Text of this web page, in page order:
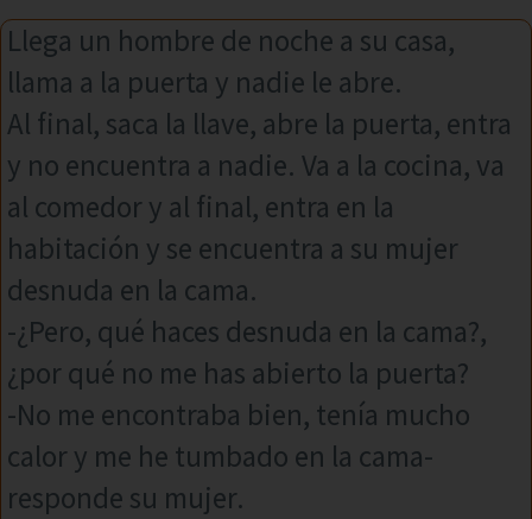
Llega un hombre de noche a su casa,
llama a la puerta y nadie le abre.
Al final, saca la llave, abre la puerta, entra
y no encuentra a nadie. Va a la cocina, va
al comedor y al final, entra en la
habitación y se encuentra a su mujer
desnuda en la cama.
-¿Pero, qué haces desnuda en la cama?,
¿por qué no me has abierto la puerta?
-No me encontraba bien, tenía mucho
calor y me he tumbado en la cama-
responde su mujer.